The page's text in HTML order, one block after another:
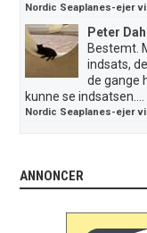
Nordic Seaplanes-ejer
Peter
Bestemt.
indsats,
de gange
kunne se indsatsen....
Nordic Seaplanes-ejer
ANNONCER